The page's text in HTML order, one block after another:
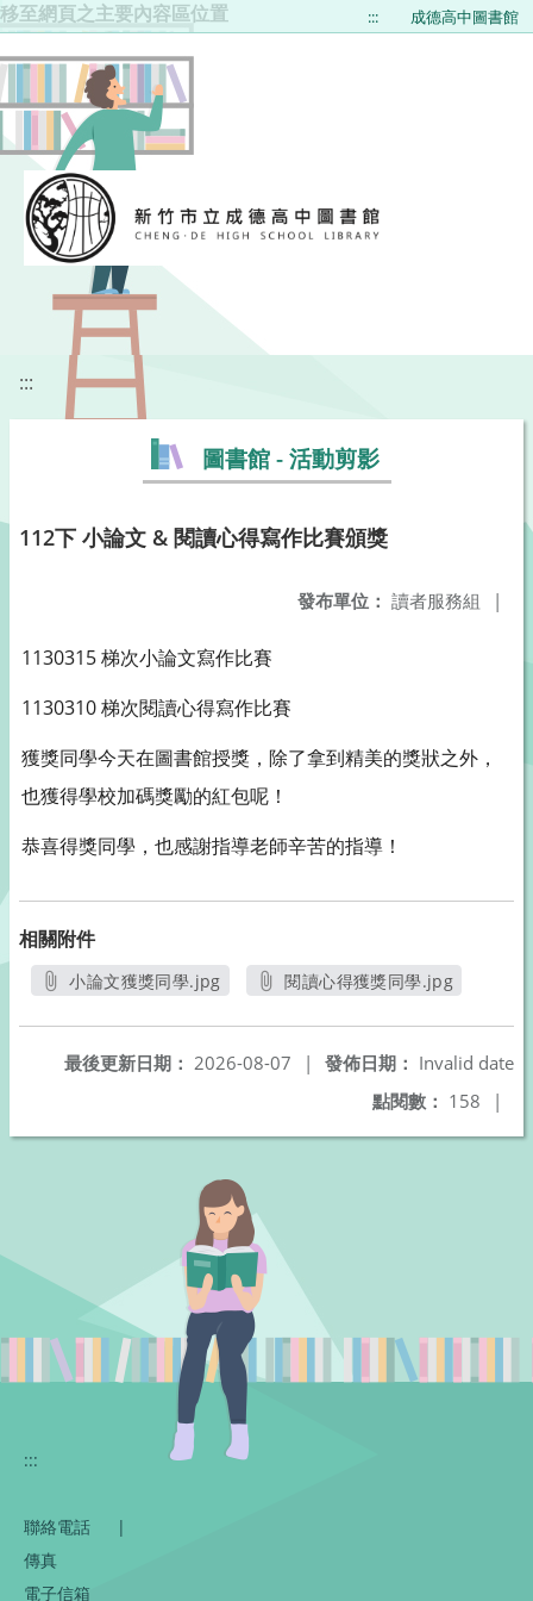
移至網頁之主要內容區位置 ::: 成德高中圖書館
:::
圖書館 - 活動剪影
112下 小論文 & 閱讀心得寫作比賽頒獎
發布單位： 讀者服務組 |
1130315 梯次小論文寫作比賽
1130310 梯次閱讀心得寫作比賽
獲獎同學今天在圖書館授獎，除了拿到精美的獎狀之外，
也獲得學校加碼獎勵的紅包呢！
恭喜得獎同學，也感謝指導老師辛苦的指導！
相關附件
小論文獲獎同學.jpg
閱讀心得獲獎同學.jpg
發佈日期： Invalid date
最後更新日期： 2026-08-07
|
點閱數： 158 |
:::
聯絡電話
|
傳真
電子信箱